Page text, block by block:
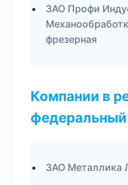
ЗАО Профи
фрезерная
Компании в
федеральный
ЗАО Металлика